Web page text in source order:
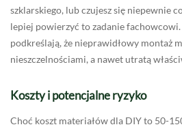
szklarskiego, lub czujesz się niepewnie
lepiej powierzyć to zadanie
podkreślają, że nieprawidłowy montaż
nieszczelnościami, a nawet utratą
Koszty i potencjalne ryzyko
Choć koszt materiałów dla DIY to 50-